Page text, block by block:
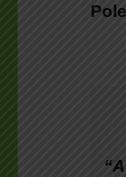
“